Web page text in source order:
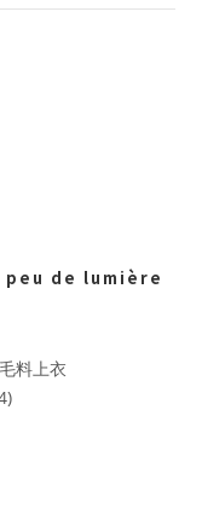
peu de lumière
料上衣